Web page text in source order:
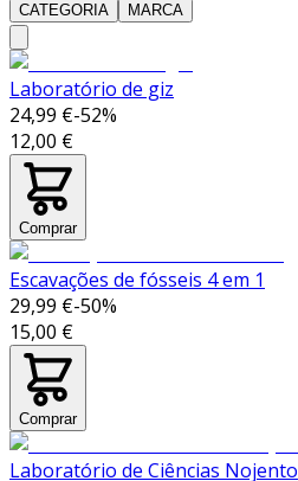
CATEGORIA MARCA
Laboratório de giz
24,99 €-52%
12,00 €
Comprar
Escavações de fósseis 4 em 1
29,99 €-50%
15,00 €
Comprar
Laboratório de Ciências Nojento